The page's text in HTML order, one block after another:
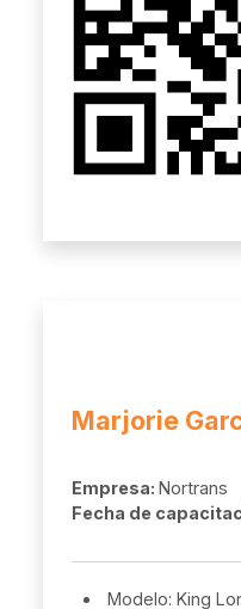
Marjorie
Empresa: Nortrans
Fecha de
Modelo: King